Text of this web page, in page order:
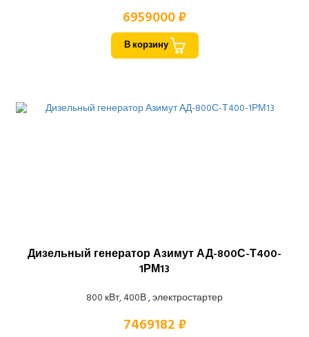
6959000 ₽
В корзину
Дизельный генератор Азимут АД-800С-Т400-
1РМ13
800 кВт, 400В , электростартер
7469182 ₽